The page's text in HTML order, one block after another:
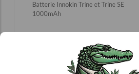
Batterie Innokin Trine et Trine SE
1000mAh